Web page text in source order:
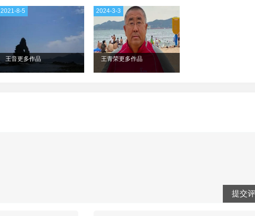
王音更多作品
2021-8-5
王青荣更多作品
2024-3-3
提交